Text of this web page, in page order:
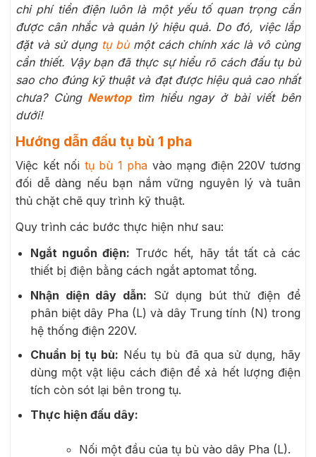
chi phí tiền điện luôn là một yếu tố quan trọng cần
được cân nhắc và quản lý hiệu quả. Do đó, việc lắp
đặt và sử dụng tụ bùmột cách chính xác là vô cùng
cần thiết. Vậy bạn đã thực sự hiểu rõ cách đấu tụ bù
sao cho đúng kỹ thuật và đạt được hiệu quả cao nhất
chưa? Cùng Newtoptìm hiểu ngay ở bài viết bên
dưới!
Hướng dẫn đấu tụ bù 1 pha
Việc kết nối tụ bù 1 pha vào mạng điện 220V tương
đối dễ dàng nếu bạn nắm vững nguyên lý và tuân
thủ chặt chẽ quy trình kỹ thuật.
Quy trình các bước thực hiện như sau:
Ngắt nguồn điện: Trước hết, hãy tắt tất cả các
thiết bị điện bằng cách ngắt aptomat tổng.
Nhận diện dây dẫn: Sử dụng bút thử điện để
phân biệt dây Pha (L) và dây Trung tính (N) trong
hệ thống điện 220V.
Chuẩn bị tụ bù: Nếu tụ bù đã qua sử dụng, hãy
dùng một vật liệu cách điện để xả hết lượng điện
tích còn sót lại bên trong tụ.
Thực hiện đấu dây:
Nối một đầu của tụ bù vào dây Pha (L).